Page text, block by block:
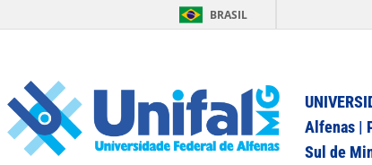
BRASIL
Alfenas |
Sul de